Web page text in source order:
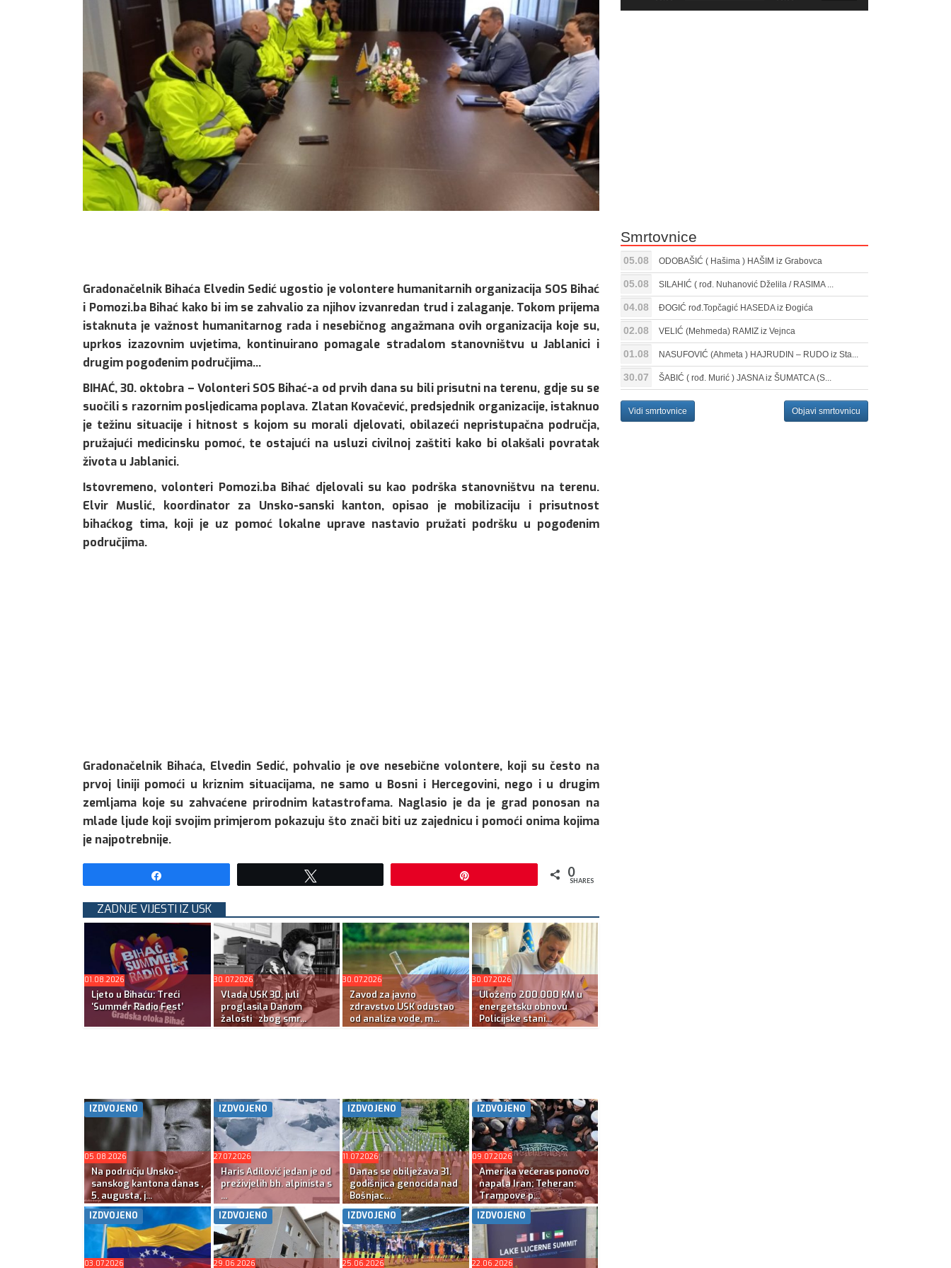
Gradonačelnik Bihaća Elvedin Sedić ugostio je volontere humanitarnih organizacija SOS Bihać
i Pomozi.ba Bihać kako bi im se zahvalio za njihov izvanredan trud i zalaganje. Tokom prijema
istaknuta je važnost humanitarnog rada i nesebičnog angažmana ovih organizacija koje su,
uprkos izazovnim uvjetima, kontinuirano pomagale stradalom stanovništvu u Jablanici i
drugim pogođenim područjima…
BIHAĆ, 30. oktobra – Volonteri SOS Bihać-a od prvih dana su bili prisutni na terenu, gdje su se
suočili s razornim posljedicama poplava. Zlatan Kovačević, predsjednik organizacije, istaknuo
je težinu situacije i hitnost s kojom su morali djelovati, obilazeći nepristupačna područja,
pružajući medicinsku pomoć, te ostajući na usluzi civilnoj zaštiti kako bi olakšali povratak
života u Jablanici.
Istovremeno, volonteri Pomozi.ba Bihać djelovali su kao podrška stanovništvu na terenu.
Elvir Muslić, koordinator za Unsko-sanski kanton, opisao je mobilizaciju i prisutnost
bihaćkog tima, koji je uz pomoć lokalne uprave nastavio pružati podršku u pogođenim
područjima.
Gradonačelnik Bihaća, Elvedin Sedić, pohvalio je ove nesebične volontere, koji su često na
prvoj liniji pomoći u kriznim situacijama, ne samo u Bosni i Hercegovini, nego i u drugim
zemljama koje su zahvaćene prirodnim katastrofama. Naglasio je da je grad ponosan na
mlade ljude koji svojim primjerom pokazuju što znači biti uz zajednicu i pomoći onima kojima
je najpotrebnije.
0
SHARES
ZADNJE VIJESTI IZ USK
01.08.2026
Ljeto u Bihaću: Treći
‘Summer Radio Fest’
30.07.2026
Vlada USK 30. juli
proglasila Danom
žalosti zbog smr...
30.07.2026
Zavod za javno
zdravstvo USK odustao
od analiza vode, m...
30.07.2026
Uloženo 200.000 KM u
energetsku obnovu
Policijske stani...
IZDVOJENO
05.08.2026
Na području Unsko-
sanskog kantona danas ,
5. augusta, j...
IZDVOJENO
27.07.2026
Haris Adilović jedan je od
preživjelih bh. alpinista s
...
IZDVOJENO
11.07.2026
Danas se obilježava 31.
godišnjica genocida nad
Bošnjac...
IZDVOJENO
09.07.2026
Amerika večeras ponovo
napala Iran; Teheran:
Trampove p...
IZDVOJENO
03.07.2026
IZDVOJENO
29.06.2026
IZDVOJENO
25.06.2026
IZDVOJENO
22.06.2026
Gore/Dole
Smrtovnice
05.08 ODOBAŠIĆ ( Hašima ) HAŠIM iz Grabovca
05.08 SILAHIĆ ( rođ. Nuhanović Dželila / RASIMA ...
04.08 ĐOGIĆ rođ.Topčagić HASEDA iz Đogića
02.08 VELIĆ (Mehmeda) RAMIZ iz Vejnca
01.08 NASUFOVIĆ (Ahmeta ) HAJRUDIN – RUDO iz Sta...
30.07 ŠABIĆ ( rođ. Murić ) JASNA iz ŠUMATCA (S...
Vidi smrtovnice Objavi smrtovnicu